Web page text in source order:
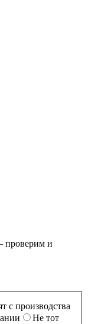
проверим и
с производства
Не тот